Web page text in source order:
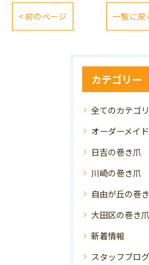
< 前のページ 一覧に戻
カテゴリー
全てのカテゴ
オーダーメイ
日吉の巻き爪
川崎の巻き爪
自由が丘の巻
大田区の巻き爪
新着情報
スタッフブログ